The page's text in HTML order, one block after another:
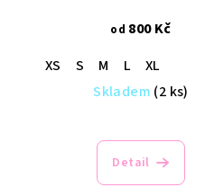
od 800 Kč
XS
S M L
XL
Skladem (2 ks)
Detail